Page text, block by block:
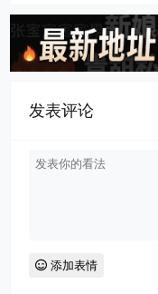
发表评论
添加表情